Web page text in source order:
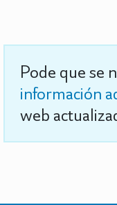
Pode que se
información
web